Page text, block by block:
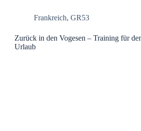
Frankreich, GR53
Zurück in den Vogesen – Training für
Urlaub